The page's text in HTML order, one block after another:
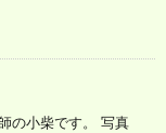
の小柴です。 写真